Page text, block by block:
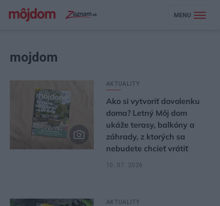
MENU
mojdom
AKTUALITY
Ako si vytvoriť dovolenku
doma? Letný Môj dom
ukáže terasy, balkóny a
záhrady, z ktorých sa
nebudete chcieť vrátiť
10. 07. 2026
AKTUALITY